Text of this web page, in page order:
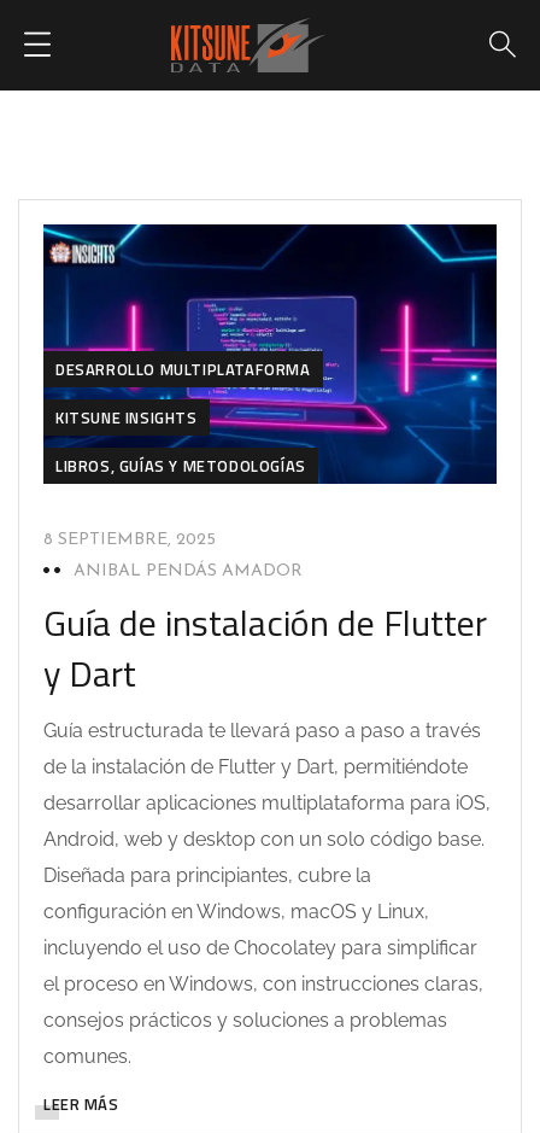
DESARROLLO MULTIPLATAFORMA
KITSUNE INSIGHTS
LIBROS, GUÍAS Y METODOLOGÍAS
8 SEPTIEMBRE, 2025
ANIBAL PENDÁS AMADOR
Guía de instalación de Flutter
y Dart
Guía estructurada te llevará paso a paso a través
de la instalación de Flutter y Dart, permitiéndote
desarrollar aplicaciones multiplataforma para iOS,
Android, web y desktop con un solo código base.
Diseñada para principiantes, cubre la
configuración en Windows, macOS y Linux,
incluyendo el uso de Chocolatey para simplificar
el proceso en Windows, con instrucciones claras,
consejos prácticos y soluciones a problemas
comunes.
LEER MÁS